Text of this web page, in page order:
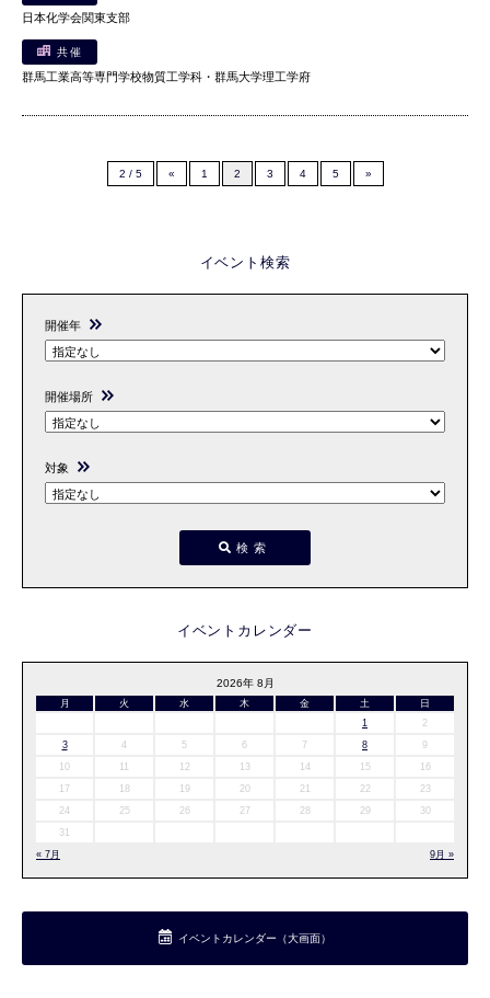
日本化学会関東支部
共催
群馬工業高等専門学校物質工学科・群馬大学理工学府
2 / 5 « 1 2 3 4 5 »
イベント検索
開催年
開催場所
対象
検索
イベントカレンダー
2026年 8月
月 火 水 木 金 土
日
1
2
3
4 5 6 7 8
9
10
11 12 13 14 15
16
17
18 19 20 21 22
23
24
25 26 27 28 29
30
31
« 7月
9月 »
イベントカレンダー（大画面）